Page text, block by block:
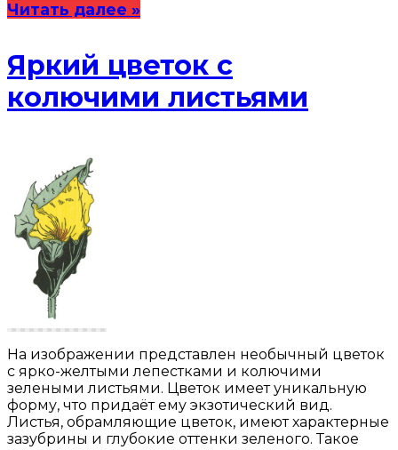
Читать далее »
Яркий цветок с
колючими листьями
На изображении представлен необычный цветок
с ярко-желтыми лепестками и колючими
зелеными листьями. Цветок имеет уникальную
форму, что придаёт ему экзотический вид.
Листья, обрамляющие цветок, имеют характерные
зазубрины и глубокие оттенки зеленого. Такое